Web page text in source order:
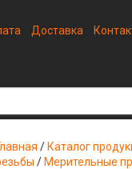
Доставка
/ Каталог
/ Мерительные